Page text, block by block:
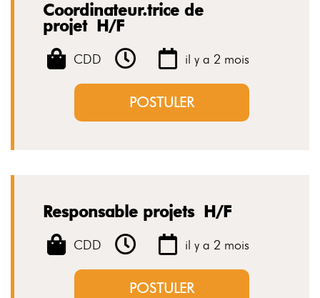
Coordinateur.trice de
projet H/F
CDD il y a 2 mois
POSTULER
Responsable projets H/F
CDD il y a 2 mois
POSTULER